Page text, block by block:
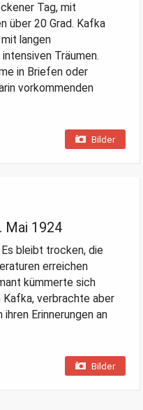
Tag, mit
über 20 Grad. Kafka
langen
Träumen.
in Briefen oder
vorkommenden
Bilder
Mai 1924
Es bleibt trocken, die
erreichen
kümmerte sich
Kafka, verbrachte aber
Erinnerungen an
Bilder